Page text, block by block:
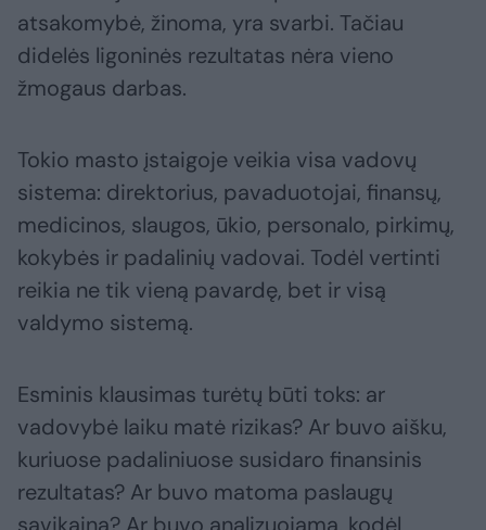
atsakomybė, žinoma, yra svarbi. Tačiau
didelės ligoninės rezultatas nėra vieno
žmogaus darbas.
Tokio masto įstaigoje veikia visa vadovų
sistema: direktorius, pavaduotojai, finansų,
medicinos, slaugos, ūkio, personalo, pirkimų,
kokybės ir padalinių vadovai. Todėl vertinti
reikia ne tik vieną pavardę, bet ir visą
valdymo sistemą.
Esminis klausimas turėtų būti toks: ar
vadovybė laiku matė rizikas? Ar buvo aišku,
kuriuose padaliniuose susidaro finansinis
rezultatas? Ar buvo matoma paslaugų